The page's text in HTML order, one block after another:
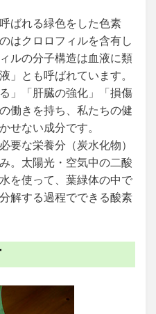
ばれる緑色をした色素
はクロロフィルを含有し
ルの分子構造は血液に類
」とも呼ばれています。
」「肝臓の強化」「損傷
働きを持ち、私たちの健
せない成分です。
要な栄養分（炭水化物）
。太陽光・空気中の二酸
を使って、葉緑体の中で
解する過程でできる酸素